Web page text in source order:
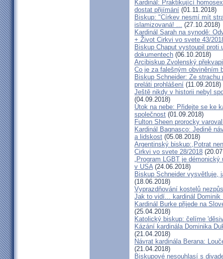
Kardinál: Praktikující
dostat přijímání (01.11.2018)
Biskup: "Církev nesmí mít
islamizovaná! ... (27.10.2018)
Kardinál Sarah na synodě:
+ Život Cirkvi vo svete 43/
Biskup Chaput vystoupil
dokumentech (06.10.2018)
Arcibiskup Zvolenský
Co je za falešným obviněním
Biskup Schneider: Ze
preláti prohlášení (11.09.2018)
Ještě nikdy v historii nebyl
(04.09.2018)
Útok na nebe: Přidejte se ke
společnost (01.09.2018)
Fulton Sheen prorocky
Kardinál Bagnasco: Jedině
a lidskost (05.08.2018)
Argentinský biskup:,Potrat
Cirkvi vo svete 28/2018
„Program LGBT je
v USA(24.06.2018)
Biskup Schneider vysvětluje,
(18.06.2018)
Vyprazdňování kostelů
Jak to vidí... kardinál Dominik
Kardinál Burke přijede na
(25.04.2018)
Katolický biskup: čelíme
Kázání kardinála Dominika
(21.04.2018)
Návrat kardinála Berana:
(21.04.2018)
Biskupové nesouhlasí s